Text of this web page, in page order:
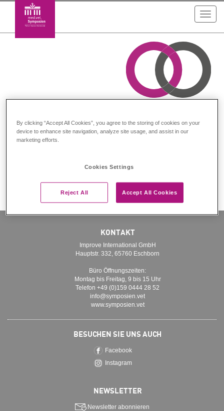
Kooperationen
KONTAKT
Improve International GmbH
Hauptstr. 332, 65760 Eschborn
Büro Öffnungszeiten:
Montag bis Freitag, 9 bis 15 Uhr
Telefon +49 (0)159 0444 28 52
info@symposien.vet
www.symposien.vet
BESUCHEN SIE UNS AUCH
Facebook
Instagram
NEWSLETTER
Newsletter abonnieren
By clicking “Accept All Cookies”, you agree to the storing of cookies on your
device to enhance site navigation, analyze site usage, and assist in our
marketing efforts.
Cookies Settings
Reject All Accept All Cookies